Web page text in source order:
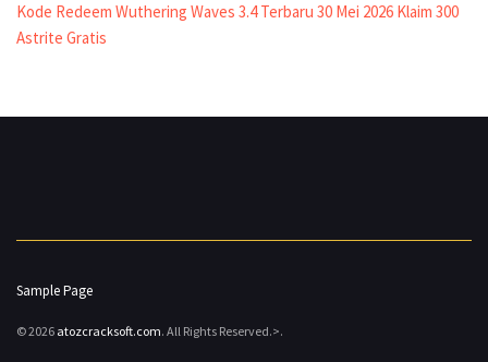
Kode Redeem Wuthering Waves 3.4 Terbaru 30 Mei 2026 Klaim 300
Astrite Gratis
Sample Page
© 2026 atozcracksoft.com. All Rights Reserved.>.